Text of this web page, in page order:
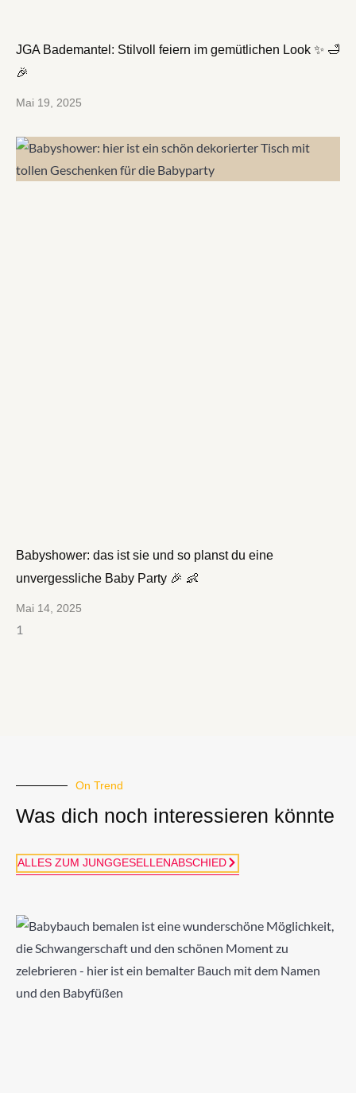
JGA Bademantel: Stilvoll feiern im gemütlichen Look ✨ 🛁
🎉
Mai 19, 2025
Babyshower: das ist sie und so planst du eine
unvergessliche Baby Party 🎉 👶
Mai 14, 2025
On Trend
Was dich noch interessieren könnte​
ALLES ZUM JUNGGESELLENABSCHIED